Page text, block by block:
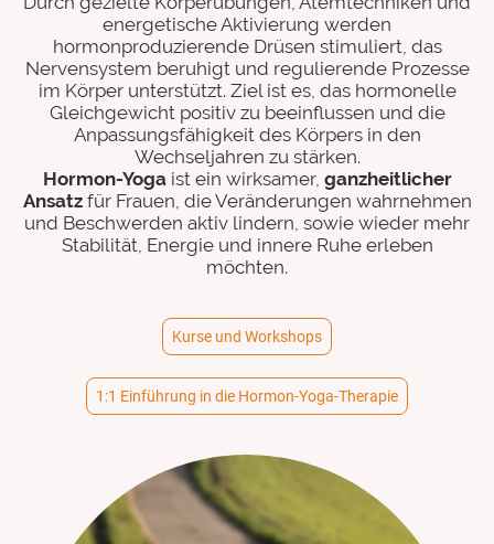
energetische Aktivierung werden
hormonproduzierende Drüsen stimuliert, das
Nervensystem beruhigt und regulierende Prozesse
im Körper unterstützt. Ziel ist es, das hormonelle
Gleichgewicht positiv zu beeinflussen und die
Anpassungsfähigkeit des Körpers in den
Wechseljahren zu stärken.
Hormon-Yogaist ein wirksamer, ganzheitlicher
Ansatzfür Frauen, die Veränderungen wahrnehmen
und Beschwerden aktiv lindern, sowie wieder mehr
Stabilität, Energie und innere Ruhe erleben
möchten.
Kurse und Workshops
1:1 Einführung in die Hormon-Yoga-Therapie